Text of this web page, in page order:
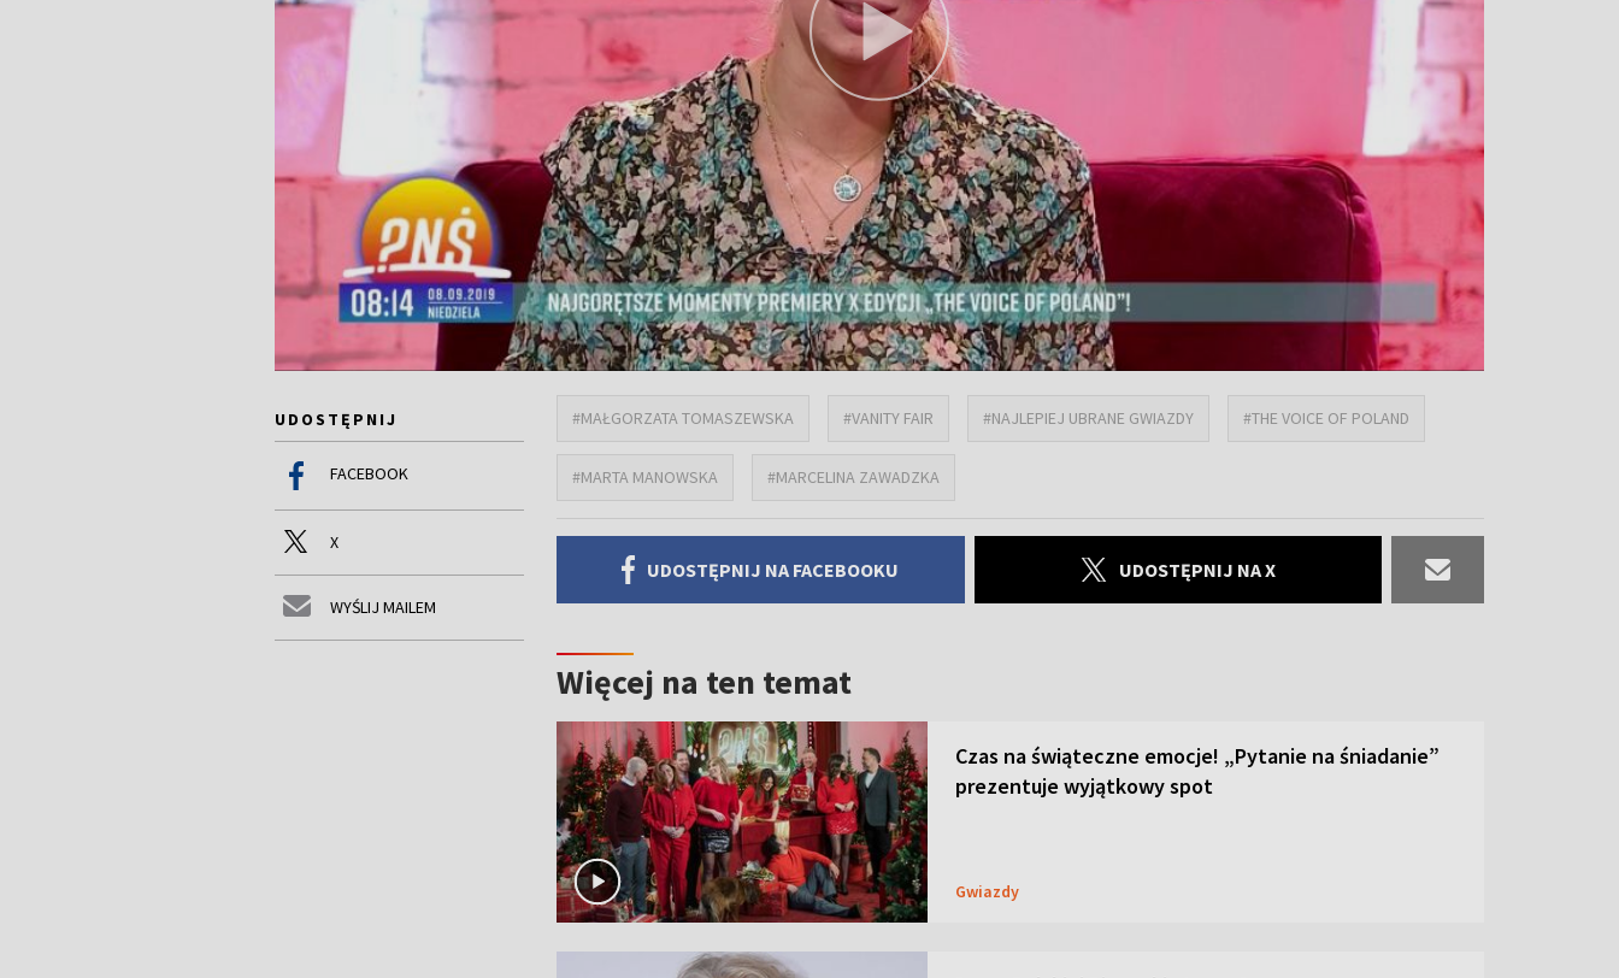
UDOSTĘPNIJ
FACEBOOK
X
WYŚLIJ MAILEM
#MAŁGORZATA TOMASZEWSKA #VANITY FAIR #NAJLEPIEJ UBRANE GWIAZDY #THE VOICE OF POLAND
#MARTA MANOWSKA #MARCELINA ZAWADZKA
UDOSTĘPNIJ NA FACEBOOKU UDOSTĘPNIJ NA X
Więcej na ten temat
Czas na świąteczne emocje! „Pytanie na śniadanie”
prezentuje wyjątkowy spot
Gwiazdy